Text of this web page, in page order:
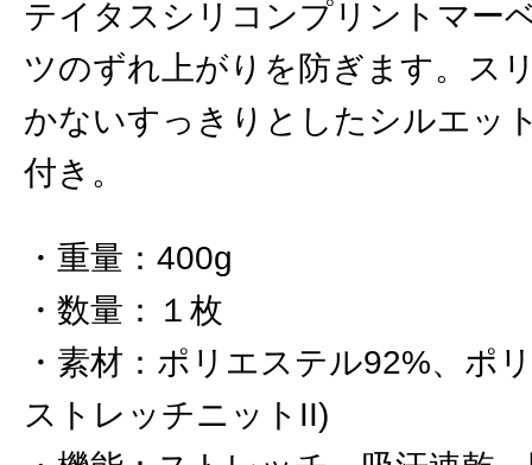
テイタスシリコンプリントマー
ツのずれ上がりを防ぎます。ス
かないすっきりとしたシルエッ
付き。
重量 ： 400g
数量 ：
１枚
素材 ： ポリエステル92%、ポ
ストレッチニットII)